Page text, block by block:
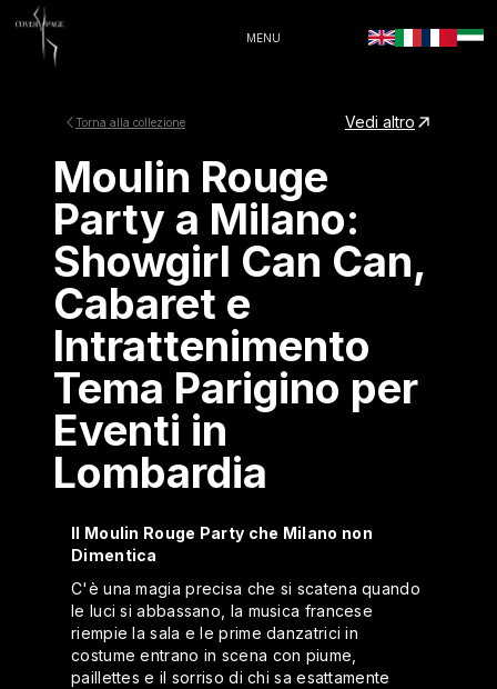
MENU
Torna alla collezione Vedi altro
Moulin Rouge
Party a Milano:
Showgirl Can Can,
Cabaret e
Intrattenimento
Tema Parigino per
Eventi in
Lombardia
Il Moulin Rouge Party che Milano non
Dimentica
C'è una magia precisa che si scatena quando
le luci si abbassano, la musica francese
riempie la sala e le prime danzatrici in
costume entrano in scena con piume,
paillettes e il sorriso di chi sa esattamente